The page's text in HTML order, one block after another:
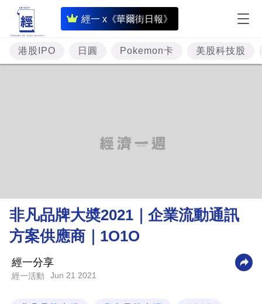
經一 x《華爾街日報》
即
時
財
經
理
財
商
科
港股IPO 日圓 Pokemon卡 美股科技股
非凡品牌大奬2021｜企業流動通訊
方案供應商｜1O1O
經一分享
經一活動 Jun 21 2021